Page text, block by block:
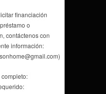
financiación
o
contáctenos con
información: